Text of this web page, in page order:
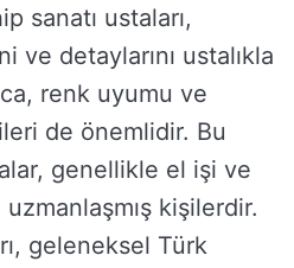
sanatı ustaları,
ve detaylarını ustalıkla
renk uyumu ve
de önemlidir. Bu
genellikle el işi ve
kişilerdir.
geleneksel Türk